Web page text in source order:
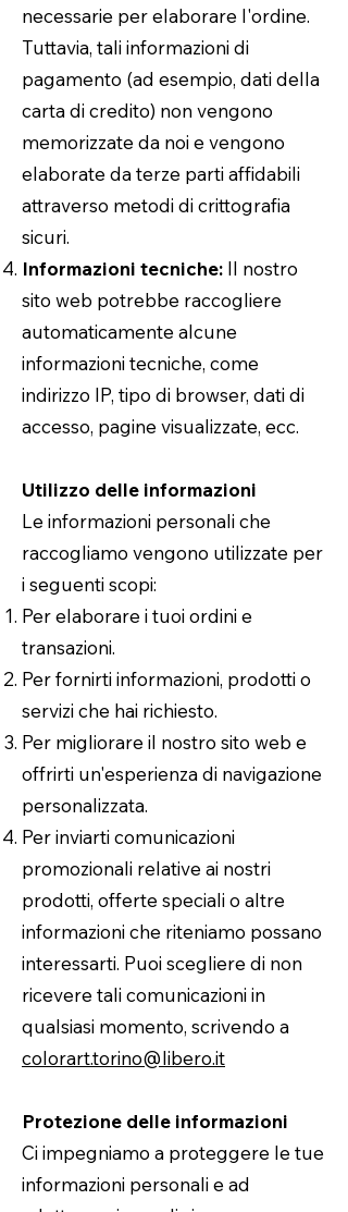
necessarie per elaborare l'ordine.
Tuttavia, tali informazioni di
pagamento (ad esempio, dati della
carta di credito) non vengono
memorizzate da noi e vengono
elaborate da terze parti affidabili
attraverso metodi di crittografia
sicuri.
Informazioni tecniche: Il nostro
sito web potrebbe raccogliere
automaticamente alcune
informazioni tecniche, come
indirizzo IP, tipo di browser, dati di
accesso, pagine visualizzate, ecc.
Utilizzo delle informazioni
Le informazioni personali che
raccogliamo vengono utilizzate per
i seguenti scopi:
Per elaborare i tuoi ordini e
transazioni.
Per fornirti informazioni, prodotti o
servizi che hai richiesto.
Per migliorare il nostro sito web e
offrirti un'esperienza di navigazione
personalizzata.
Per inviarti comunicazioni
promozionali relative ai nostri
prodotti, offerte speciali o altre
informazioni che riteniamo possano
interessarti. Puoi scegliere di non
ricevere tali comunicazioni in
qualsiasi momento, scrivendo a
colorart.torino@libero.it
Protezione delle informazioni
Ci impegniamo a proteggere le tue
informazioni personali e ad